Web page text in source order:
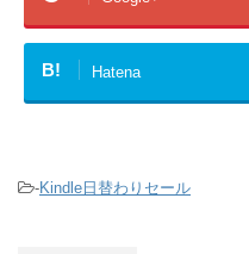
B! Hatena
-Kindle日替わりセール